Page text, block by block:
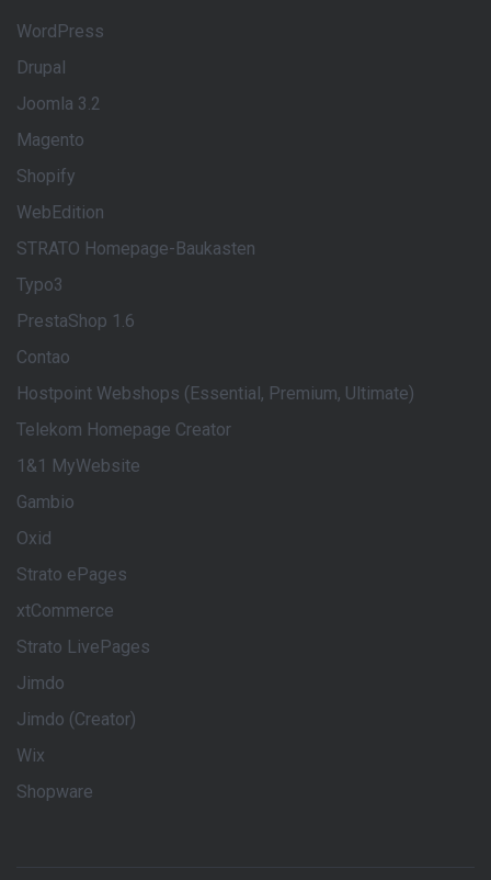
WordPress
Drupal
Joomla 3.2
Magento
Shopify
WebEdition
STRATO Homepage-Baukasten
Typo3
PrestaShop 1.6
Contao
Hostpoint Webshops (Essential, Premium, Ultimate)
Telekom Homepage Creator
1&1 MyWebsite
Gambio
Oxid
Strato ePages
xtCommerce
Strato LivePages
Jimdo
Jimdo (Creator)
Wix
Shopware